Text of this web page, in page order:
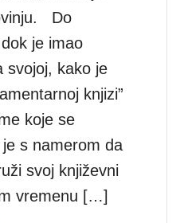
Do
je imao
svojoj, kako je
knjizi”
koje se
s namerom da
svoj književni
vremenu […]